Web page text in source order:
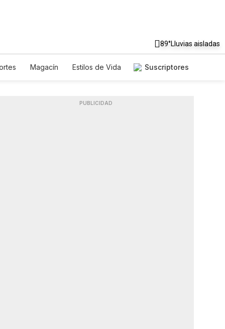
89°Lluvias aisladas
Magacín
Estilos de Vida
Suscriptores
PUBLICIDAD